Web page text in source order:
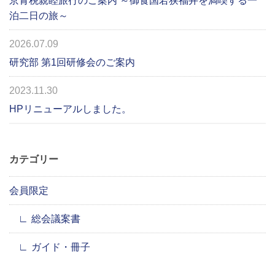
泊二日の旅～
2026.07.09
研究部 第1回研修会のご案内
2023.11.30
HPリニューアルしました。
カテゴリー
会員限定
総会議案書
ガイド・冊子